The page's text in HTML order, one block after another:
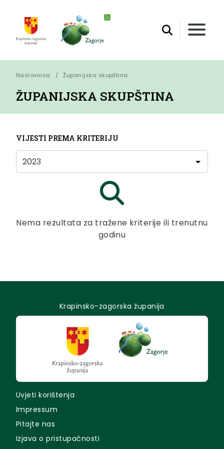
Naslovnica Županijska skupština
ŽUPANIJSKA SKUPŠTINA
VIJESTI PREMA KRITERIJU
Nema rezultata za tražene kriterije ili trenutnu
godinu
Krapinsko-zagorska županija
Uvjeti korištenja
Impressum
Pitajte nas
Izjava o pristupačnosti